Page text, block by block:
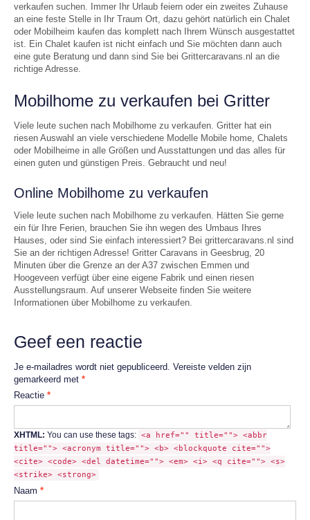
verkaufen suchen. Immer Ihr Urlaub feiern oder ein zweites Zuhause
an eine feste Stelle in Ihr Traum Ort, dazu gehört natürlich ein Chalet
oder Mobilheim kaufen das komplett nach Ihrem Wünsch ausgestattet
ist. Ein Chalet kaufen ist nicht einfach und Sie möchten dann auch
eine gute Beratung und dann sind Sie bei Grittercaravans.nl an die
richtige Adresse.
Mobilhome zu verkaufen bei Gritter
Viele leute suchen nach Mobilhome zu verkaufen. Gritter hat ein
riesen Auswahl an viele verschiedene Modelle Mobile home, Chalets
oder Mobilheime in alle Größen und Ausstattungen und das alles für
einen guten und günstigen Preis. Gebraucht und neu!
Online Mobilhome zu verkaufen
Viele leute suchen nach Mobilhome zu verkaufen. Hätten Sie gerne
ein für Ihre Ferien, brauchen Sie ihn wegen des Umbaus Ihres
Hauses, oder sind Sie einfach interessiert? Bei grittercaravans.nl sind
Sie an der richtigen Adresse! Gritter Caravans in Geesbrug, 20
Minuten über die Grenze an der A37 zwischen Emmen und
Hoogeveen verfügt über eine eigene Fabrik und einen riesen
Ausstellungsraum. Auf unserer Webseite finden Sie weitere
Informationen über Mobilhome zu verkaufen.
Geef een reactie
Je e-mailadres wordt niet gepubliceerd. Vereiste velden zijn
gemarkeerd met *
Reactie *
XHTML: You can use these tags: <a href="" title=""> <abbr
title=""> <acronym title=""> <b> <blockquote cite="">
<cite> <code> <del datetime=""> <em> <i> <q cite=""> <s>
<strike> <strong>
Naam *